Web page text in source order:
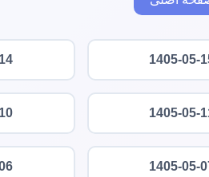
1405-05-
1405-05-
1405-05-